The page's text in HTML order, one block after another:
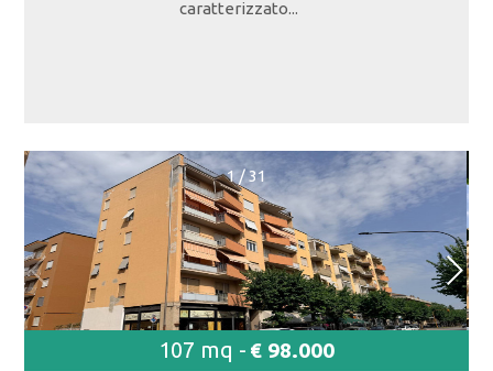
caratterizzato...
1/31
107 mq - € 98.000